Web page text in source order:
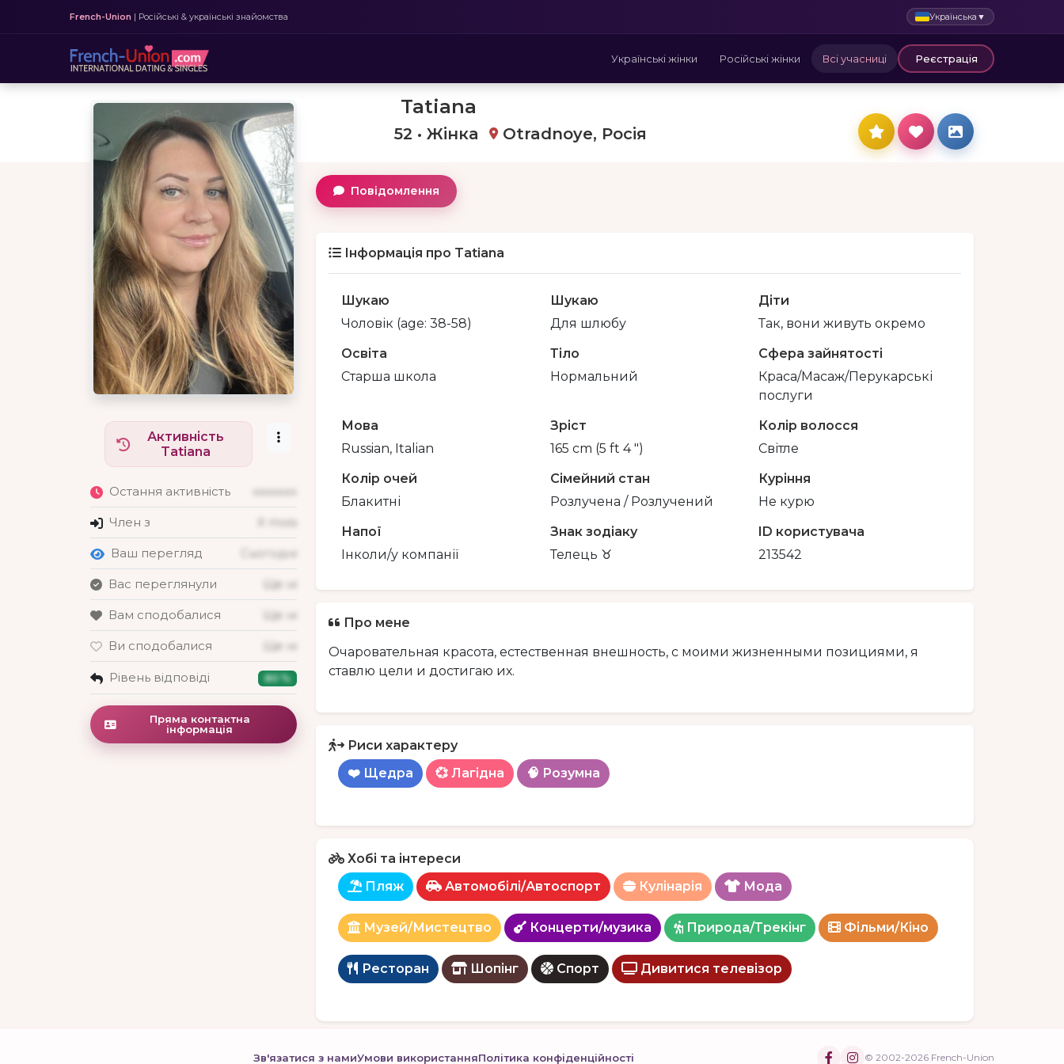
French-Union | Російські & українські знайомства Українська ▼
Українські жінки Російські жінки Всі учасниці Реєстрація
Tatiana
52 • Жінка Otradnoye, Росія
Активність
Tatiana
Остання активність xxxxxxx
Член з X mois
Ваш перегляд Сьогодні
Вас переглянули Ще ні
Вам сподобалися Ще ні
Ви сподобалися Ще ні
Рівень відповіді 80 %
Пряма контактна
інформація
Повідомлення
Інформація про Tatiana
Шукаю
Чоловік (age: 38-58)
Шукаю
Для шлюбу
Діти
Так, вони живуть окремо
Освіта
Старша школа
Тіло
Нормальний
Сфера зайнятості
Краса/Масаж/Перукарські
послуги
Мова
Russian, Italian
Зріст
165 cm (5 ft 4 ")
Колір волосся
Світле
Колір очей
Блакитні
Сімейний стан
Розлучена / Розлучений
Куріння
Не курю
Напої
Інколи/у компанії
Знак зодіаку
Телець ♉️
ID користувача
213542
Про мене
Очаровательная красота, естественная внешность, с моими жизненными позициями, я
ставлю цели и достигаю их.
Риси характеру
❤️ Щедра
💞 Лагідна 🧠 Розумна
Хобі та інтереси
Пляж
Автомобілі/Автоспорт Кулінарія Мода
Музей/Мистецтво Концерти/музика Природа/Трекінг Фільми/Кіно
Ресторан Шопінг Спорт Дивитися телевізор
Зв'язатися з намиУмови використанняПолітика конфіденційності © 2002-2026 French-Union